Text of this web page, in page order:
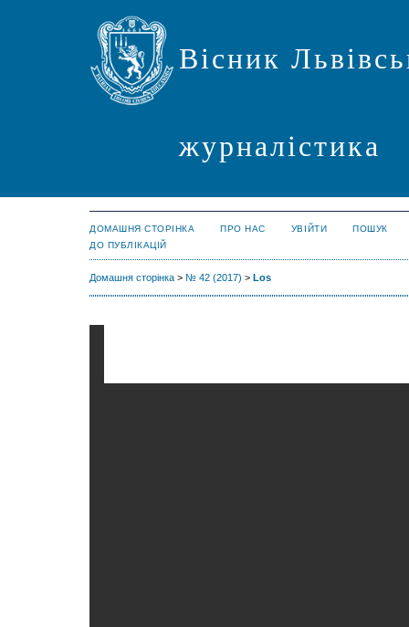
Вісник
журналістика
ДОМАШНЯ СТОРІНКА ПРО НАС УВІЙТИ
ПОШУК
ДО ПУБЛІКАЦІЙ
Домашня сторінка > № 42 (2017) > Los